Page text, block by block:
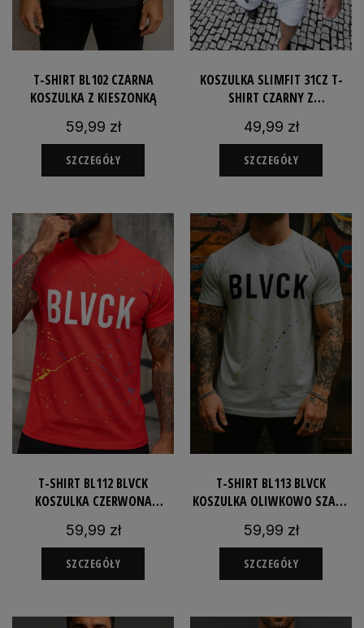
T-SHIRT BL102 CZARNA
KOSZULKA Z KIESZONKĄ
59,99 zł
SZCZEGÓŁY
KOSZULKA SLIMFIT 31CZ T-
SHIRT CZARNY Z
49,99 zł
SZCZEGÓŁY
T-SHIRT BL112 BLVCK
KOSZULKA CZERWONA
59,99 zł
SZCZEGÓŁY
T-SHIRT BL113 BLVCK
KOSZULKA OLIWKOWO SZARA
59,99 zł
SZCZEGÓŁY